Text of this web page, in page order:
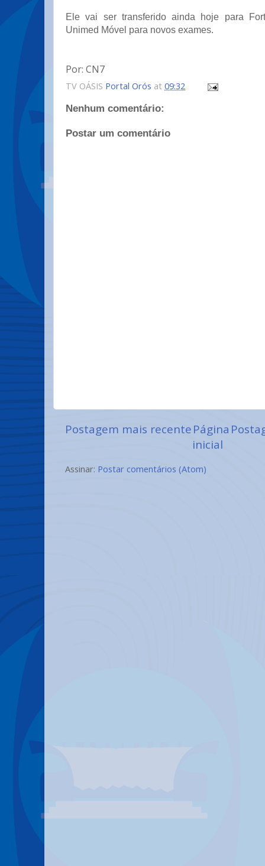
Ele vai ser transferido ainda hoje para
Unimed Móvel para novos exames.
Por: CN7
TV OÁSIS Portal Orós at 09:32
Nenhum comentário:
Postar um comentário
Postagem mais recentePágina
inicial
Assinar: Postar comentários (Atom)